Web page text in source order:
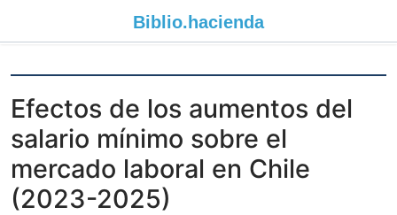
Biblio. hacienda
Efectos de los aumentos del
salario mínimo sobre el
mercado laboral en Chile
(2023-2025)